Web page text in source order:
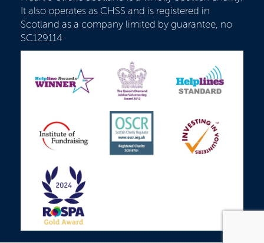
It also operates as CHSS and is registered in
Scotland as a company limited by guarantee, no
SC129114